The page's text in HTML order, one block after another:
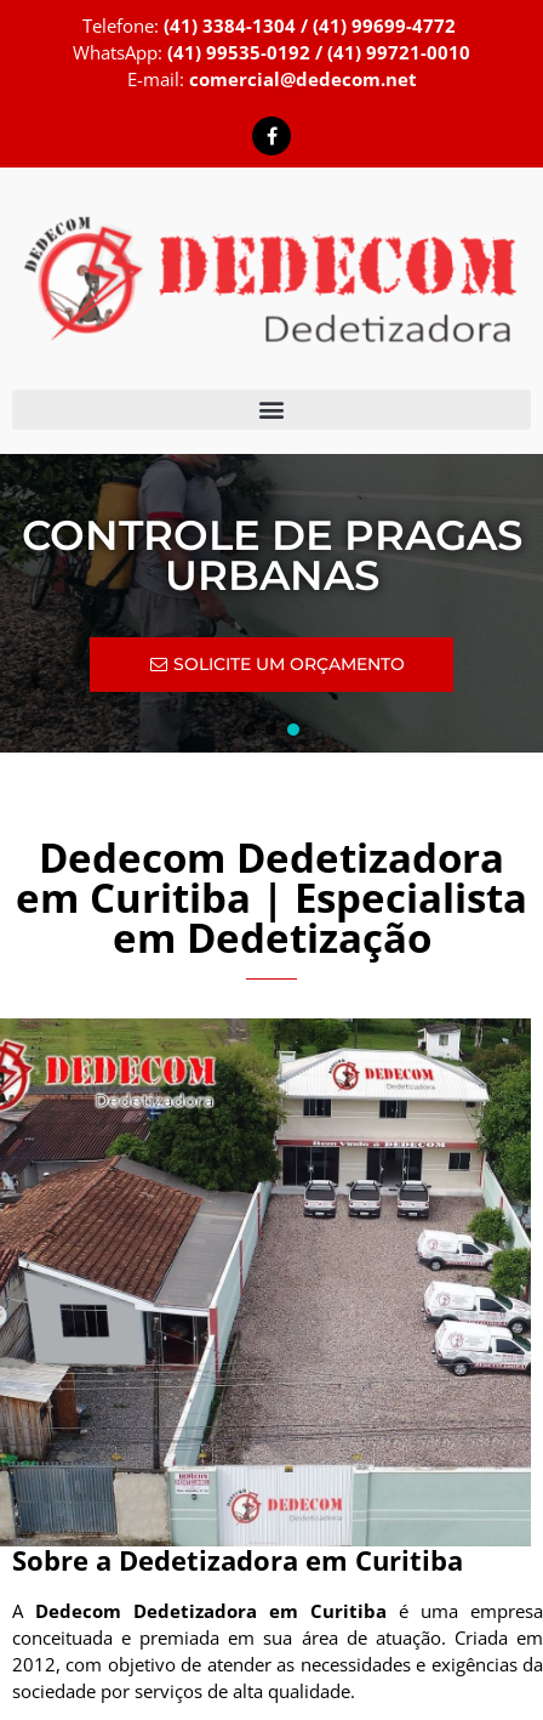
Telefone: (41) 3384-1304 / (41) 99699-4772
WhatsApp: (41) 99535-0192 / (41) 99721-0010
E-mail: comercial@dedecom.net
CURITIBA
SOLICITE UM
Dedecom Dedetizadora
em Curitiba | Especialista
em Dedetização
Sobre a Dedetizadora em Curitiba
A Dedecom Dedetizadora em Curitiba é uma empresa
conceituada e premiada em sua área de atuação. Criada em
2012, com objetivo de atender as necessidades e exigências da
sociedade por serviços de alta qualidade.